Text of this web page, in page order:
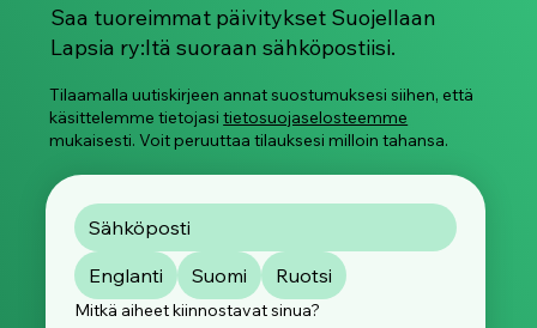
Saa tuoreimmat päivitykset Suojellaan
Lapsia ry:ltä suoraan sähköpostiisi.
Tilaamalla uutiskirjeen annat suostumuksesi siihen, että
käsittelemme tietojasitietosuojaselosteemme
mukaisesti. Voit peruuttaa tilauksesi milloin tahansa.
Englanti Suomi Ruotsi
Mitkä aiheet kiinnostavat sinua?